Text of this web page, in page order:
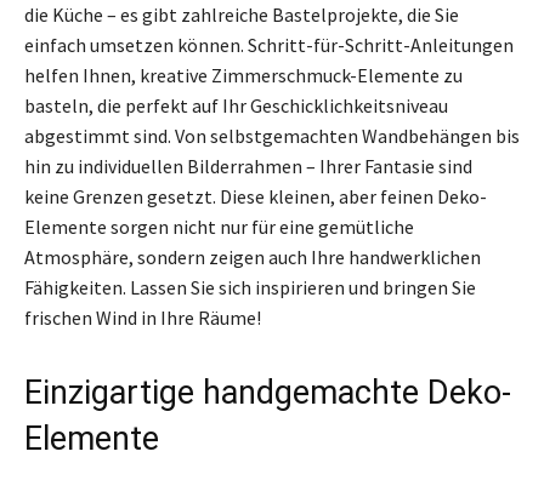
die Küche – es gibt zahlreiche Bastelprojekte, die Sie
einfach umsetzen können. Schritt-für-Schritt-Anleitungen
helfen Ihnen, kreative Zimmerschmuck-Elemente zu
basteln, die perfekt auf Ihr Geschicklichkeitsniveau
abgestimmt sind. Von selbstgemachten Wandbehängen bis
hin zu individuellen Bilderrahmen – Ihrer Fantasie sind
keine Grenzen gesetzt. Diese kleinen, aber feinen Deko-
Elemente sorgen nicht nur für eine gemütliche
Atmosphäre, sondern zeigen auch Ihre handwerklichen
Fähigkeiten. Lassen Sie sich inspirieren und bringen Sie
frischen Wind in Ihre Räume!
Einzigartige handgemachte Deko-
Elemente